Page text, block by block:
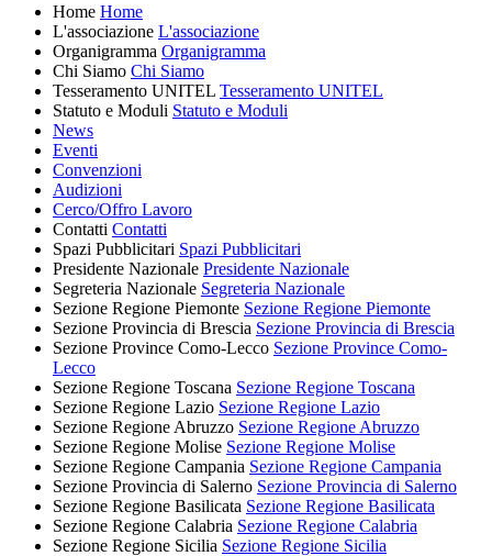
Home Home
L'associazione L'associazione
Organigramma Organigramma
Chi Siamo Chi Siamo
Tesseramento UNITEL Tesseramento UNITEL
Statuto e Moduli Statuto e Moduli
News
Eventi
Convenzioni
Audizioni
Cerco/Offro Lavoro
Contatti Contatti
Spazi Pubblicitari Spazi Pubblicitari
Presidente Nazionale Presidente Nazionale
Segreteria Nazionale Segreteria Nazionale
Sezione Regione Piemonte Sezione Regione Piemonte
Sezione Provincia di Brescia Sezione Provincia di Brescia
Sezione Province Como-Lecco Sezione Province Como-
Lecco
Sezione Regione Toscana Sezione Regione Toscana
Sezione Regione Lazio Sezione Regione Lazio
Sezione Regione Abruzzo Sezione Regione Abruzzo
Sezione Regione Molise Sezione Regione Molise
Sezione Regione Campania Sezione Regione Campania
Sezione Provincia di Salerno Sezione Provincia di Salerno
Sezione Regione Basilicata Sezione Regione Basilicata
Sezione Regione Calabria Sezione Regione Calabria
Sezione Regione Sicilia Sezione Regione Sicilia